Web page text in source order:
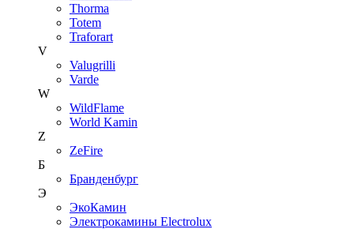
Thorma
Totem
Traforart
V
Valugrilli
Varde
W
WildFlame
World Kamin
Z
ZeFire
Б
Бранденбург
Э
ЭкоКамин
Электрокамины Electrolux